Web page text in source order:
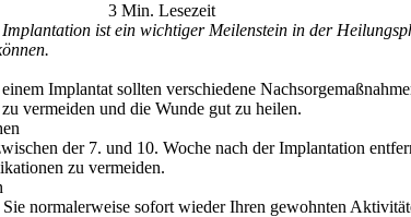
3 Min. Lesezeit
ist ein wichtiger Meilenstein in der
Implantat sollten verschiedene
vermeiden und die Wunde gut zu heilen.
der 7. und 10. Woche nach der Implantation
zu vermeiden.
normalerweise sofort wieder Ihren gewohnten